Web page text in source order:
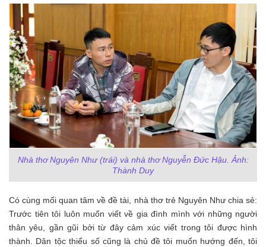
Nhà thơ Nguyên Như (trái) và nhà thơ Nguyễn Đức Hậu. Ảnh:
Thành Duy
Có cùng mối quan tâm về đề tài, nhà thơ trẻ Nguyên Như chia sẻ:
Trước tiên tôi luôn muốn viết về gia đình mình với những người
thân yêu, gần gũi bởi từ đây cảm xúc viết trong tôi được hình
thành. Dân tộc thiểu số cũng là chủ đề tôi muốn hướng đến, tôi